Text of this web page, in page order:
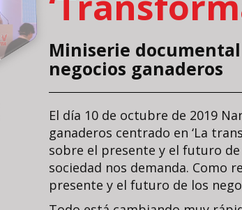
Miniserie
negocios ganaderos
El día 10 de octubre de 2019
ganaderos centrado en ‘La
sobre el presente y el futuro
sociedad nos demanda. Como
presente y el futuro de los